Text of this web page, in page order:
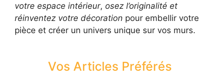
votre espace intérieur, osez l’originalité et
réinventez votre décoration pour embellir votre
pièce et créer un univers unique sur vos murs.
Vos Articles Préférés